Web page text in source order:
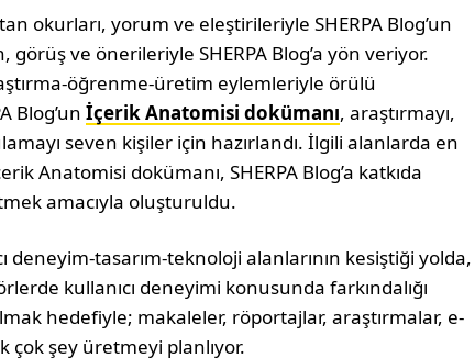
okurları, yorum ve eleştirileriyle SHERPA Blog’un
ve önerileriyle SHERPA Blog’a yön veriyor.
öğrenme-üretim eylemleriyle örülü
Blog’unİçerik Anatomisi dokümanı, araştırmayı,
seven kişiler için hazırlandı. İlgili alanlarda en
Anatomisi dokümanı, SHERPA Blog’a katkıda
amacıyla oluşturuldu.
deneyim-tasarım-teknoloji alanlarının kesiştiği yolda,
kullanıcı deneyimi konusunda farkındalığı
hedefiyle; makaleler, röportajlar, araştırmalar, e-
çok şey üretmeyi planlıyor.